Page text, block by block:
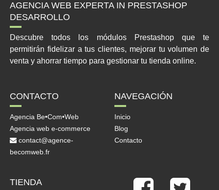
AGENCIA WEB EXPERTA IN PRESTASHOP
DESARROLLO
Descubre todos los módulos Prestashop que te
permitirán fidelizar a tus clientes, mejorar tu volumen de
venta y ahorrar tiempo para gestionar tu tienda online.
CONTACTO
Agencia Be•Com•Web
Agencia web e-commerce
contact@agence-
becomweb.fr
NAVEGACIÓN
Inicio
Blog
Contacto
TIENDA